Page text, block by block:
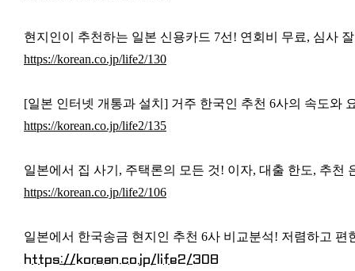
현지인이 추천하는 일본 신용카드 7선! 연회비 무료, 심사
https://korean.co.jp/life2/130
[일본 인터넷 개통과 설치] 거주 한국인 추천 6사의 속도와
https://korean.co.jp/life2/135
일본에서 집 사기, 주택론의 모든 것! 이자, 대출 한도, 추천
https://korean.co.jp/life2/106
일본에서 한국송금 현지인 추천 6사 비교분석! 저렴하고
https://korean.co.jp/life2/308